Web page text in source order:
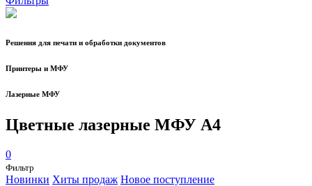
Решения для печати и обработки документов
Принтеры и МФУ
Лазерные МФУ
Цветные лазерные МФУ А4
0
Фильтр
Новинки Хиты продаж Новое поступление